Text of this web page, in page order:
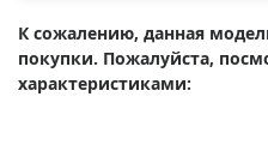
К сожалению, данная
покупки. Пожалуйста,
характеристиками: